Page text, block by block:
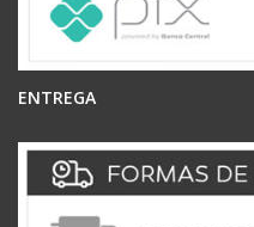
ENTREGA